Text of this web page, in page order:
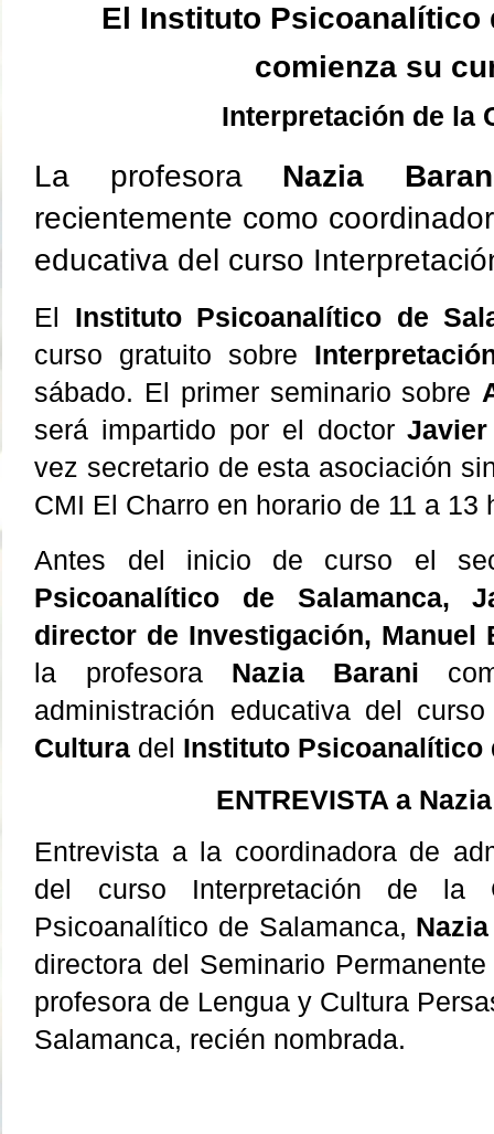
El Instituto Psicoanalítico
comienza su
Interpretación de la
La profesora Nazia
recientemente como
educativa del curso
El Instituto Psicoanalítico de
curso gratuito sobre
sábado. El primer seminario sobre
será impartido por el doctor
vez secretario de esta asociación
CMI El Charro en horario de 11 a 13
Antes del inicio de curso el
Psicoanalítico de Salamanca,
director de Investigación, Manuel
la profesora Nazia Barani
administración educativa del
Cultura del Instituto Psicoanalítico
ENTREVISTA a
Entrevista a la coordinadora de
del curso Interpretación de la
Psicoanalítico de Salamanca,
directora del Seminario
profesora de Lengua y Cultura
Salamanca, recién nombrada.